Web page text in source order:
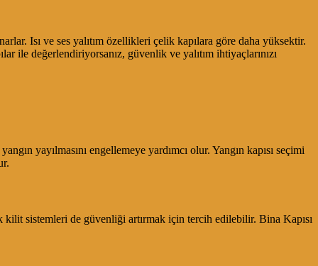
Isı ve ses yalıtım özellikleri çelik kapılara göre daha yüksektir.
ile değerlendiriyorsanız, güvenlik ve yalıtım ihtiyaçlarınızı
yayılmasını engellemeye yardımcı olur. Yangın kapısı seçimi
kilit sistemleri de güvenliği artırmak için tercih edilebilir. Bina Kapısı